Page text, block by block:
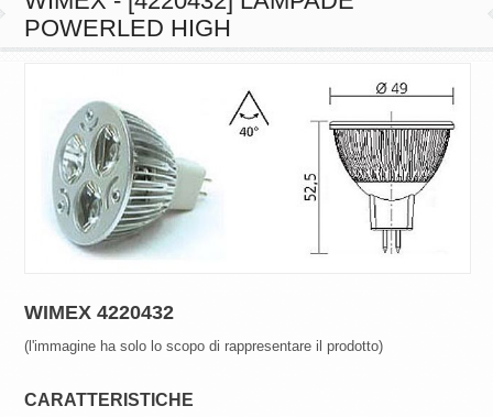
POWERLED HIGH
WIMEX 4220432
(l'immagine ha solo lo scopo di rappresentare il prodotto)
CARATTERISTICHE